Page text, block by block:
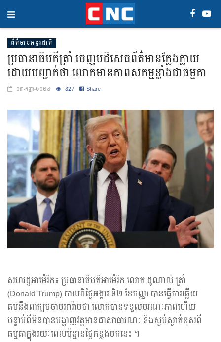
ព័ត៌មានអន្តរជាតិ
ប្រធានាធិបតីត្រាំ ចេញបដិសេធព័ត៌មានក្លែងក្លាយ
ដោយបញ្ជាក់ថា លោកមានភាពសកម្មខ្លាំងជាធម្មតា
០៣-កញ្ញា-២០២៥ 827 Share
សហរដ្ឋអាម៉េរិក៖ ប្រធានាធិបតីអាម៉េរិក លោក ដូណាល់ ត្រាំ
(Donald Trump) កាលពីថ្ងៃអង្គារ ទី២ ខែកញ្ញា បានធ្វើការឆ្លើយ
តបនឹងពាក្យចចាមអារ៉ាមថា លោកបានទទួលមរណៈភាពហើយ
បន្ទាប់ពីមិនបានបង្ហាញវត្តមានជាសាធារណៈ និងស្ងប់ស្ងាត់ខុសពី
ធម្មតាក្នុងរយៈពេលប៉ុន្មានថ្ងៃកន្លងមកនេះ ។